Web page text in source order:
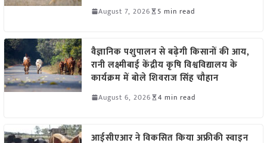
August 7, 2026 5 min read
वैज्ञानिक पशुपालन से बढ़ेगी किसानों की आय,
रानी लक्ष्मीबाई केंद्रीय कृषि विश्वविद्यालय के
कार्यक्रम में बोले शिवराज सिंह चौहान
August 6, 2026 4 min read
आईसीएआर ने विकसित किया अफ्रीकी स्वाइन